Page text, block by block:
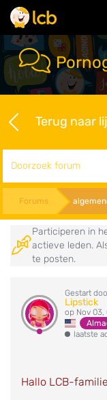
Terug naar
Forums
Participeren in
actieve leden.
te posten.
Gestart
Lipstick
op Nov 03,
laatste
Hallo LCB-